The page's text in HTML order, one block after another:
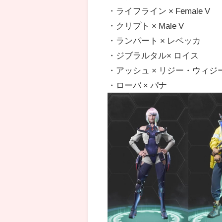
・ライフライン × Female V
・クリプト × Male V
・ランパート × レベッカ
・ジブラルタル× ロイス
・アッシュ × リジー・ウィジ
・ローバ × パナ